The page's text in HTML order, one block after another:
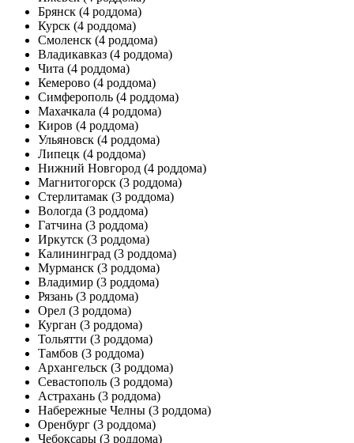
Брянск (4 роддома)
Курск (4 роддома)
Смоленск (4 роддома)
Владикавказ (4 роддома)
Чита (4 роддома)
Кемерово (4 роддома)
Симферополь (4 роддома)
Махачкала (4 роддома)
Киров (4 роддома)
Ульяновск (4 роддома)
Липецк (4 роддома)
Нижний Новгород (4 роддома)
Магнитогорск (3 роддома)
Стерлитамак (3 роддома)
Вологда (3 роддома)
Гатчина (3 роддома)
Иркутск (3 роддома)
Калининград (3 роддома)
Мурманск (3 роддома)
Владимир (3 роддома)
Рязань (3 роддома)
Орел (3 роддома)
Курган (3 роддома)
Тольятти (3 роддома)
Тамбов (3 роддома)
Архангельск (3 роддома)
Севастополь (3 роддома)
Астрахань (3 роддома)
Набережные Челны (3 роддома)
Оренбург (3 роддома)
Чебоксары (3 роддома)